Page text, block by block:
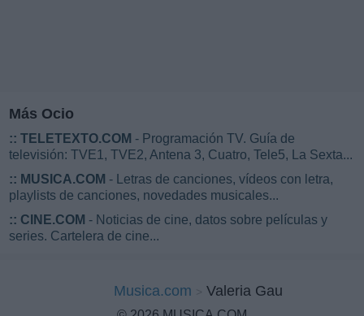
Más Ocio
:: TELETEXTO.COM - Programación TV. Guía de
televisión: TVE1, TVE2, Antena 3, Cuatro, Tele5, La Sexta...
:: MUSICA.COM - Letras de canciones, vídeos con letra,
playlists de canciones, novedades musicales...
:: CINE.COM - Noticias de cine, datos sobre películas y
series. Cartelera de cine...
Musica.com Valeria Gau